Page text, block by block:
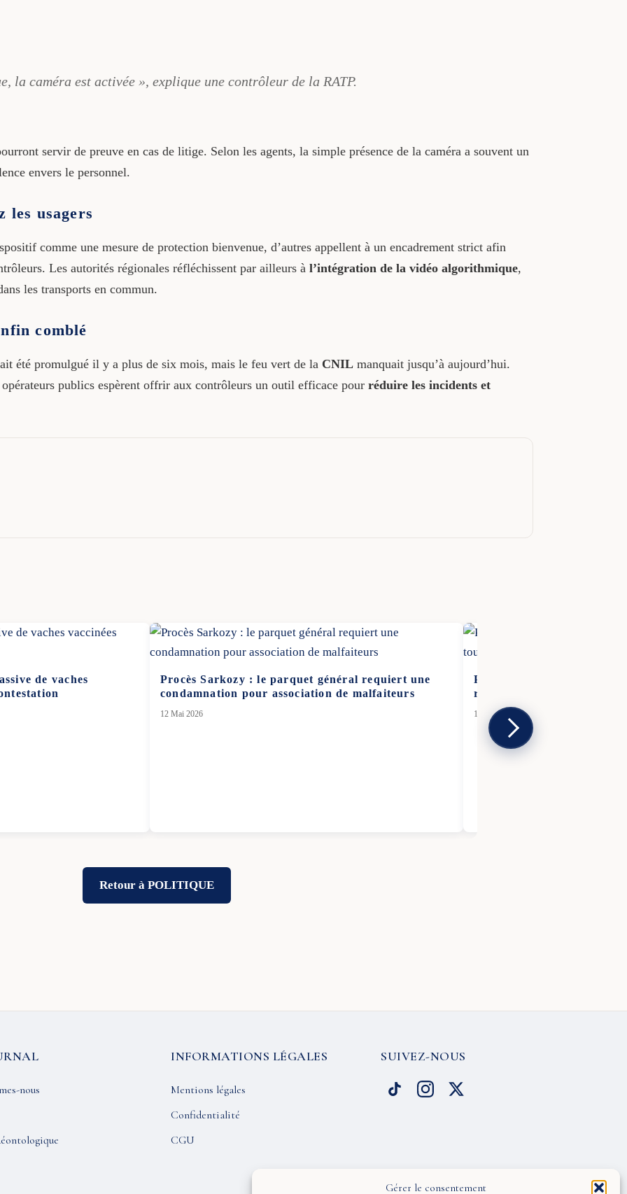
Gérer le consentement
la caméra est activée », explique une contrôleur de la RATP.
servir de preuve en cas de litige. Selon les agents, la simple présence de la caméra a souvent un
envers le personnel.
les usagers
comme une mesure de protection bienvenue, d’autres appellent à un encadrement strict afin
Les autorités régionales réfléchissent par ailleurs à l’intégration de la vidéo algorithmique,
les transports en commun.
comblé
été promulgué il y a plus de six mois, mais le feu vert de la CNILmanquait jusqu’à aujourd’hui.
publics espèrent offrir aux contrôleurs un outil efficace pour réduire les incidents et
de vaches
Procès Sarkozy : le parquet général requiert une
condamnation pour association de malfaiteurs
12 Mai 2026
Primaire de la gauche :
rebattre toutes les cartes
16 Nov 2025
Retour à POLITIQUE
nous
INFORMATIONS LÉGALES
Mentions légales
Confidentialité
CGU
SUIVEZ-NOUS